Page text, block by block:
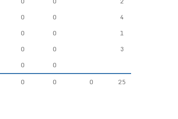
0 0
4
0 0
1
0 0
3
0
0
0 0 0 25